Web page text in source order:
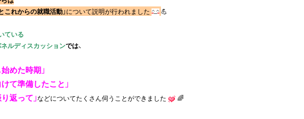
これからの就職活動」について説明が行われました 💪
ている
ルディスカッションでは、
めた時期」
て準備したこと」
返って」などについてたくさん伺うことができました 🌈